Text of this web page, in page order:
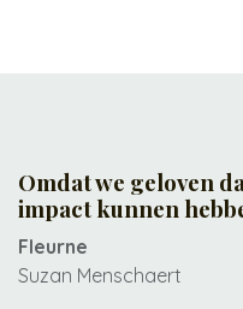
Omdat we geloven
impact kunnen
Fleurne
Suzan Menschaert